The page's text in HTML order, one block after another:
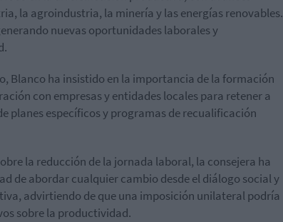
la agroindustria, la minería y las energías renovables.
nuevas oportunidades laborales y
Blanco ha insistido en la importancia de la formación
con empresas y entidades locales para retener a
planes específicos y programas de recualificación
la reducción de la jornada laboral, la consejera ha
de abordar cualquier cambio desde el diálogo social y
advirtiendo de que una imposición unilateral podría
sobre la productividad.